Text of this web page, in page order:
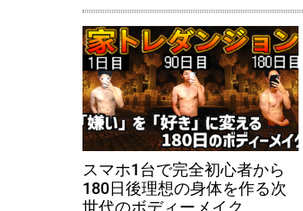
スマホ1台で完全初心者から
180日後理想の身体を作る次
世代のボディーメイク